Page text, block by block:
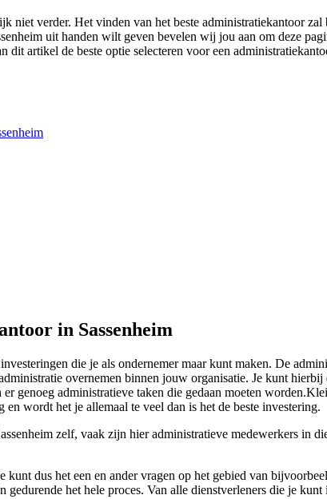
niet verder. Het vinden van het beste administratiekantoor
uit handen wilt geven bevelen wij jou aan om deze
artikel de beste optie selecteren voor een
in Sassenheim
die je als ondernemer maar kunt maken. De
overnemen binnen jouw organisatie. Je kunt
genoeg administratieve taken die gedaan moeten
wordt het je allemaal te veel dan is het de beste investering.
zelf, vaak zijn hier administratieve medewerkers in
dus het een en ander vragen op het gebied van
het hele proces. Van alle dienstverleners die je